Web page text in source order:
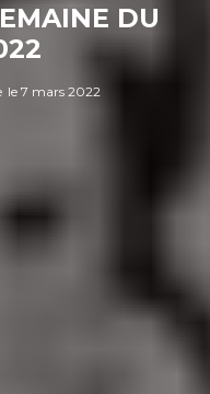
DU
le 7 mars 2022